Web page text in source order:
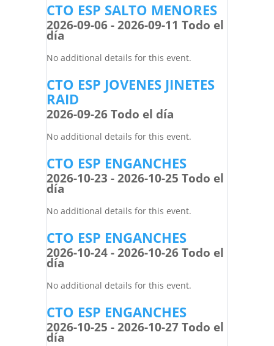
CTO ESP SALTO MENORES
2026-09-06 - 2026-09-11 Todo el
día
No additional details for this event.
CTO ESP JOVENES JINETES
RAID
2026-09-26 Todo el día
No additional details for this event.
CTO ESP ENGANCHES
2026-10-23 - 2026-10-25 Todo el
día
No additional details for this event.
CTO ESP ENGANCHES
2026-10-24 - 2026-10-26 Todo el
día
No additional details for this event.
CTO ESP ENGANCHES
2026-10-25 - 2026-10-27 Todo el
día